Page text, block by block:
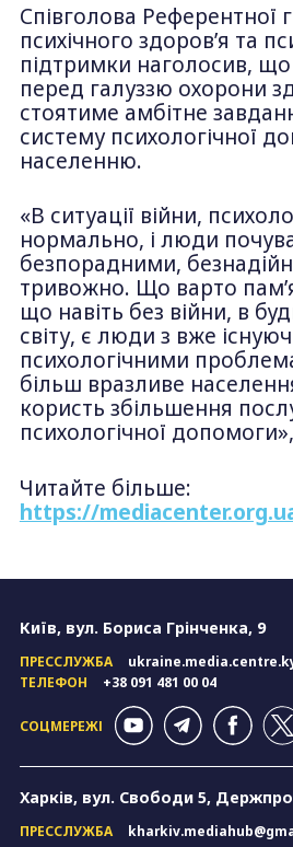
Співголова Референтної
психічного здоров’я та
підтримки наголосив, що
перед галуззю охорони
стоятиме амбітне
систему психологічної
населенню.
«В ситуації війни,
нормально, і люди
безпорадними,
тривожно. Що варто
що навіть без війни, в
світу, є люди з вже
психологічними
більш вразливе
користь збільшення
психологічної
Читайте більше:
https://
Київ, вул. Бориса Грінченка, 9
ПРЕССЛУЖБА
ТЕЛЕФОН
+38 091 481 00 04
СОЦМЕРЕЖІ
Харків, вул. Свободи 5,
ПРЕССЛУЖБА